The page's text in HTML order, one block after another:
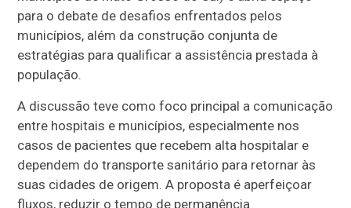
para o debate de desafios enfrentados pelos
municípios, além da construção conjunta de
estratégias para qualificar a assistência prestada à
população.
A discussão teve como foco principal a comunicação
entre hospitais e municípios, especialmente nos
casos de pacientes que recebem alta hospitalar e
dependem do transporte sanitário para retornar às
suas cidades de origem. A proposta é aperfeiçoar
fluxos, reduzir o tempo de permanência